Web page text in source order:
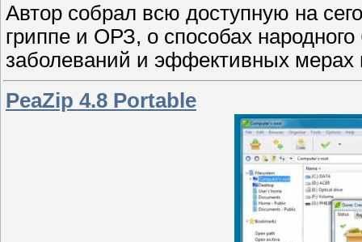
Автор собрал всю доступную на
гриппе и ОРЗ, о способах народного
заболеваний и эффективных мерах
PeaZip 4.8 Portable